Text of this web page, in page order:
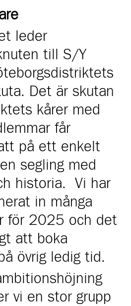
leder
till S/Y
. Det är skutan
kårer med
får
på ett enkelt
segling med
historia. Vi har
in många
för 2025 och det
att boka
övrig ledig tid.
vi en stor grupp